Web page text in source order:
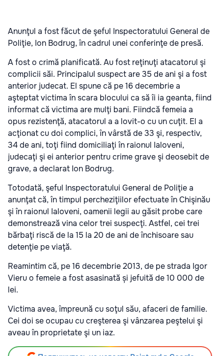
Anunţul a fost făcut de şeful Inspectoratului General de
Poliţie, Ion Bodrug, în cadrul unei conferinţe de presă.
A fost o crimă planificată. Au fost reţinuţi atacatorul şi
complicii săi. Principalul suspect are 35 de ani şi a fost
anterior judecat. El spune că pe 16 decembrie a
aşteptat victima în scara blocului ca să îi ia geanta, fiind
informat că victima are mulţi bani. Fiindcă femeia a
opus rezistenţă, atacatorul a a lovit-o cu un cuţit. El a
acţionat cu doi complici, în vârstă de 33 şi, respectiv,
34 de ani, toţi fiind domiciliaţi în raionul Ialoveni,
judecaţi şi ei anterior pentru crime grave şi deosebit de
grave, a declarat Ion Bodrug.
Totodată, şeful Inspectoratului General de Poliţie a
anunţat că, în timpul percheziţiilor efectuate în Chişinău
şi în raionul Ialoveni, oamenii legii au găsit probe care
demonstrează vina celor trei suspecţi. Astfel, cei trei
bărbaţi riscă de la 15 la 20 de ani de închisoare sau
detenţie pe viaţă.
Reamintim că, pe 16 decembrie 2013, de pe strada Igor
Vieru o femeie a fost asasinată și jefuită de 10 000 de
lei.
Victima avea, împreună cu soţul său, afaceri de familie.
Cei doi se ocupau cu creşterea şi vânzarea peştelui şi
aveau în proprietate şi un iaz.